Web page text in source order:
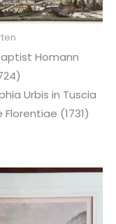
Homann
Urbis in Tuscia
(1731)